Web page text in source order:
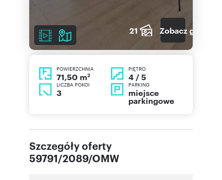
21 Zobacz galerię
POWIERZCHNIA
71,50 m2
PIĘTRO
4 / 5
LICZBA POKOI
3
PARKING
miejsce
parkingowe
Szczegóły oferty
59791/2089/OMW